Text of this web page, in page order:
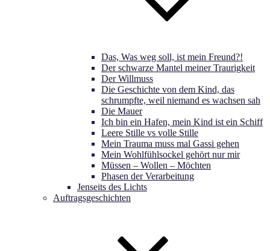
Das, Was weg soll, ist mein Freund?!
Der schwarze Mantel meiner Traurigkeit
Der Willmuss
Die Geschichte von dem Kind, das
schrumpfte, weil niemand es wachsen sah
Die Mauer
Ich bin ein Hafen, mein Kind ist ein Schiff
Leere Stille vs volle Stille
Mein Trauma muss mal Gassi gehen
Mein Wohlfühlsockel gehört nur mir
Müssen – Wollen – Möchten
Phasen der Verarbeitung
Jenseits des Lichts
Auftragsgeschichten